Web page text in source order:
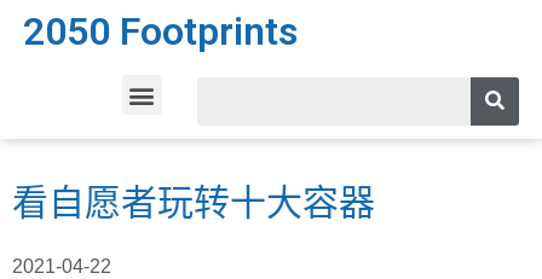
2050 Footprints
看自愿者玩转十大容器
2021-04-22